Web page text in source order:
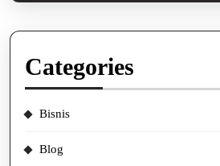
Categories
Bisnis
Blog